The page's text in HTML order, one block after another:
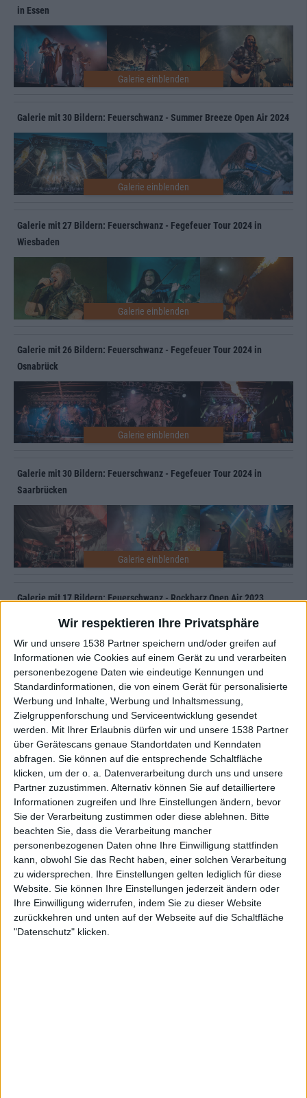
Wir respektieren Ihre Privatsphäre
Wir und unsere 1538 Partner speichern und/oder greifen auf
Informationen wie Cookies auf einem Gerät zu und verarbeiten
personenbezogene Daten wie eindeutige Kennungen und
Standardinformationen, die von einem Gerät für personalisierte
Werbung und Inhalte, Werbung und Inhaltsmessung,
Zielgruppenforschung und Serviceentwicklung gesendet
werden.
Mit Ihrer Erlaubnis dürfen wir und unsere 1538 Partner
über Gerätescans genaue Standortdaten und Kenndaten
abfragen. Sie können auf die entsprechende Schaltfläche
klicken, um der o. a. Datenverarbeitung durch uns und unsere
Partner zuzustimmen. Alternativ können Sie auf detailliertere
Informationen zugreifen und Ihre Einstellungen ändern, bevor
Sie der Verarbeitung zustimmen oder diese ablehnen.
Bitte
beachten Sie, dass die Verarbeitung mancher
personenbezogenen Daten ohne Ihre Einwilligung stattfinden
kann, obwohl Sie das Recht haben, einer solchen Verarbeitung
zu widersprechen. Ihre Einstellungen gelten lediglich für diese
Website. Sie können Ihre Einstellungen jederzeit ändern oder
Ihre Einwilligung widerrufen, indem Sie zu dieser Website
zurückkehren und unten auf der Webseite auf die Schaltfläche
"Datenschutz" klicken.
in Essen
Galerie mit 30 Bildern: Feuerschwanz - Summer Breeze Open Air 2024
Galerie mit 27 Bildern: Feuerschwanz - Fegefeuer Tour 2024 in
Wiesbaden
Galerie mit 26 Bildern: Feuerschwanz - Fegefeuer Tour 2024 in
Osnabrück
Galerie mit 30 Bildern: Feuerschwanz - Fegefeuer Tour 2024 in
Saarbrücken
Galerie mit 17 Bildern: Feuerschwanz - Rockharz Open Air 2023
Galerie mit 26 Bildern: Feuerschwanz – Memento Mori Tour 2023 in
Stuttgart
Galerie mit 15 Bildern: Feuerschwanz - Summer Breeze Open Air 2022
Galerie mit 21 Bildern: Feuerschwanz - Schlosshof Festival 2022